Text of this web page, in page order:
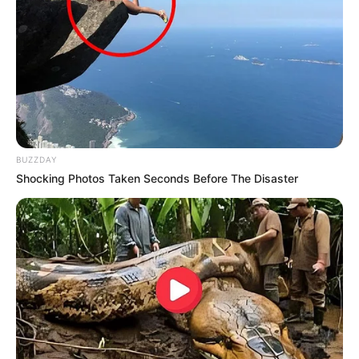
Krefelder Zoo
Mit seinen gepflegten Außenanlagen und
verschiedenen Tropenhäusern verfügt der
Tierpark über außergewöhnliche
Attraktionen, die einen Besuch der Anlage auch in der
kalten Jahreszeit zu einem einmaligen Erlebnis werden
lassen.
der mit Springbrunnenanlagen und
Blumenrabatten ausgestattete Nordpark
der attraktivste. Außerdem können hier ein Japanischer
Garten und das Aquazoo-Löbbecke Museum besichtigt
werden.
Aquazoo-Löbbecke Museum
Im Düsseldorfer Nordpark gibt es eine
BUZZDAY
Shocking Photos Taken Seconds Before The Disaster